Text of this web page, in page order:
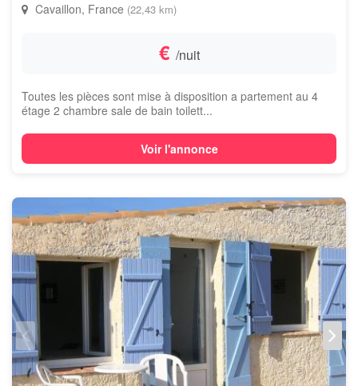
Cavaillon, France (22,43 km)
€ /nuit
Toutes les pièces sont mise à disposition a partement au 4
étage 2 chambre sale de bain toilett...
Voir l'annonce